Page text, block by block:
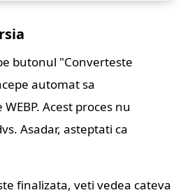
butonul "Converteste
automat sa
Acest proces nu
Asadar, asteptati ca
finalizata, veti vedea cateva